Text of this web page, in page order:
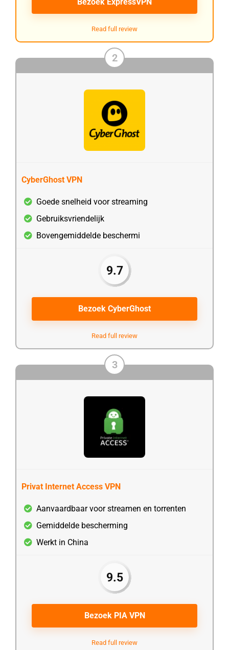
Read full review
2
CyberGhost VPN
Goede snelheid voor streaming
Gebruiksvriendelijk
Bovengemiddelde beschermi
9.7
Bezoek CyberGhost
Read full review
3
Privat Internet Access VPN
Aanvaardbaar voor streamen en torrenten
Gemiddelde bescherming
Werkt in China
9.5
Bezoek PIA VPN
Read full review